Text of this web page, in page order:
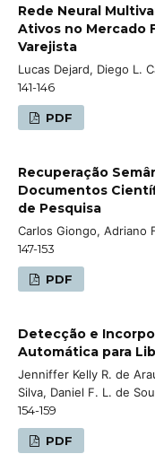
Rede Neural
Ativos no Mercado
Varejista
Lucas Dejard, Diego L.
141-146
PDF
Recuperação
Documentos
de Pesquisa
Carlos Giongo, Adriano
147-153
PDF
Detecção e
Automática para
Jenniffer Kelly R. de
Silva, Daniel F. L. de
154-159
PDF